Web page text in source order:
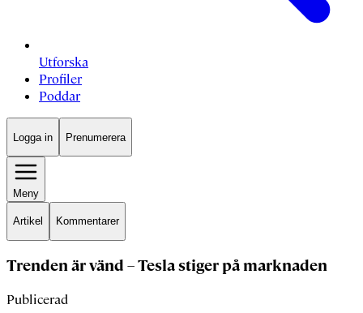
Utforska
Profiler
Poddar
Logga in Prenumerera
Meny
Artikel Kommentarer
Trenden är vänd – Tesla stiger på marknaden
Publicerad